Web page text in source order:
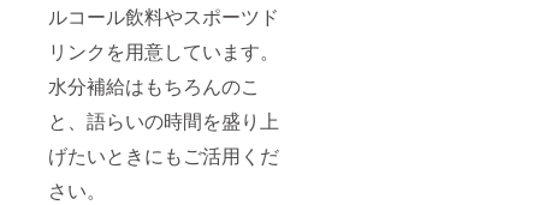
ルコール飲料やスポーツド
リンクを用意しています。
水分補給はもちろんのこ
と、語らいの時間を盛り上
げたいときにもご活用くだ
さい。